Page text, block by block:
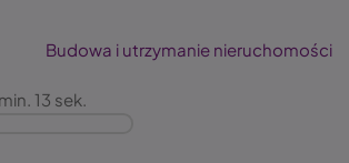
Budowa i utrzymanie nieruchomości
13 sek.